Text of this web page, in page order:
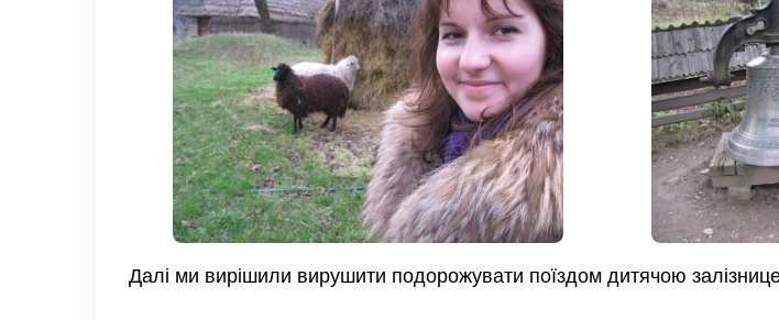
Далі ми вирішили вирушити подорожувати поїздом дитячою